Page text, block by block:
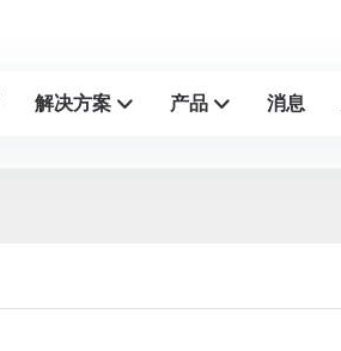
解决方案 产品 消息